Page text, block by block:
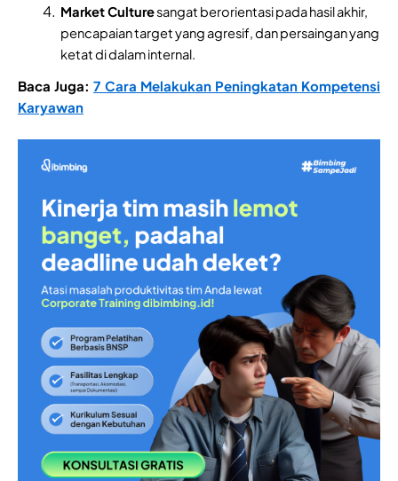
Market Culturesangat berorientasi pada hasil akhir,
pencapaian target yang agresif, dan persaingan yang
ketat di dalam internal.
Baca Juga:7 Cara Melakukan Peningkatan Kompetensi
Karyawan